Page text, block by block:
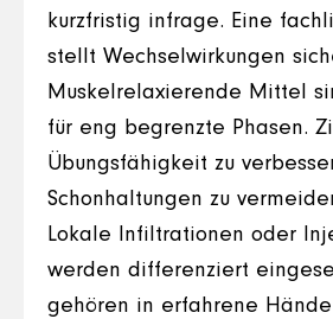
kurzfristig infrage. Eine
stellt Wechselwirkungen
Muskelrelaxierende Mittel
für eng begrenzte Phasen.
Übungsfähigkeit zu
Schonhaltungen zu
Lokale Infiltrationen oder
werden differenziert
gehören in erfahrene